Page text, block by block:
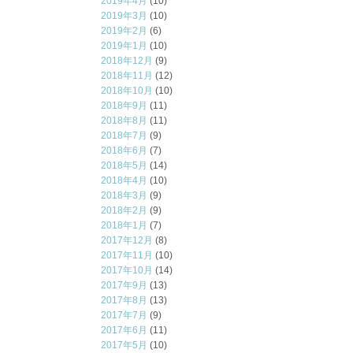
2019年3月 (10)
2019年2月 (6)
2019年1月 (10)
2018年12月 (9)
2018年11月 (12)
2018年10月 (10)
2018年9月 (11)
2018年8月 (11)
2018年7月 (9)
2018年6月 (7)
2018年5月 (14)
2018年4月 (10)
2018年3月 (9)
2018年2月 (9)
2018年1月 (7)
2017年12月 (8)
2017年11月 (10)
2017年10月 (14)
2017年9月 (13)
2017年8月 (13)
2017年7月 (9)
2017年6月 (11)
2017年5月 (10)